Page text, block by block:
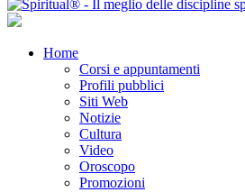
Home
Corsi e appuntamenti
Profili pubblici
Siti Web
Notizie
Cultura
Video
Oroscopo
Promozioni